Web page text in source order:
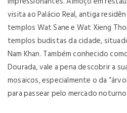
visita ao Palácio Real, antiga
templos Wat Sane e Wat Xieng
templos budistas da cidade,
Nam Khan. Também conhecido
Dourada, vale a pena descobrir a
mosaicos, especialmente o da
para passear pelo mercado